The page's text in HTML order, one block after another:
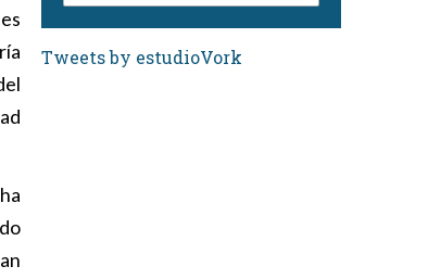
Tweets by estudioVork